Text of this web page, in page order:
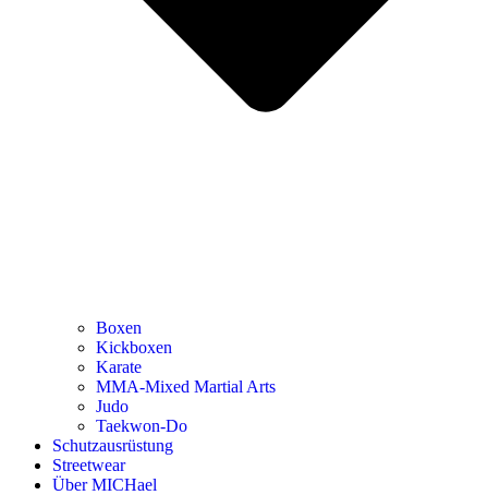
Boxen
Kickboxen
Karate
MMA-Mixed Martial Arts
Judo
Taekwon-Do
Schutzausrüstung
Streetwear
Über MICHael